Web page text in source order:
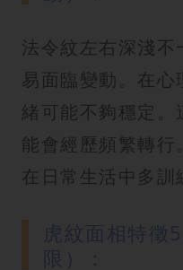
法令紋左右深淺不
易面臨變動。在心
緒可能不夠穩定
能會經歷頻繁轉
在日常生活中多訓